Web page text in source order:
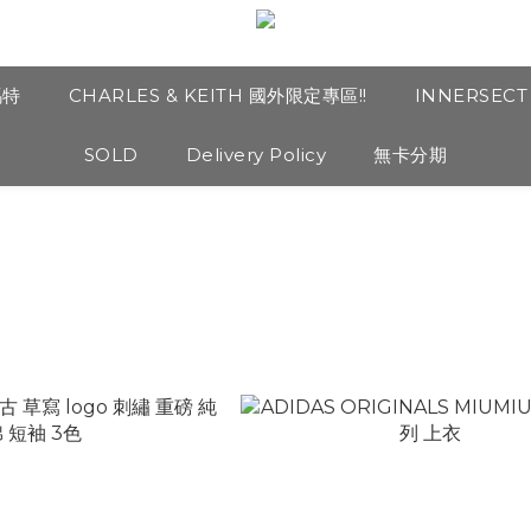
CHARLES & KEITH 國外限定專區!!
SOLD Delivery Policy 無卡分期